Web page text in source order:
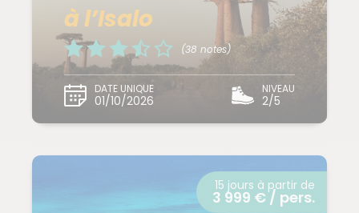
à l’Isalo
(38 notes)
DATE UNIQUE
01/10/2026
NIVEAU
2/5
15 jours à partir de
3 999 € / pers.